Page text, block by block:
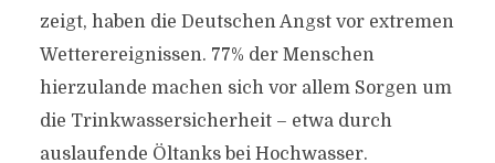
zeigt, haben die Deutschen Angst vor extremen
Wetterereignissen. 77% der Menschen
hierzulande machen sich vor allem Sorgen um
die Trinkwassersicherheit – etwa durch
auslaufende Öltanks bei Hochwasser.